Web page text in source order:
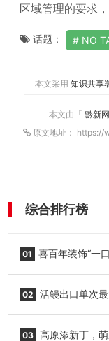
区域管理的要求
话题： NO
本文采用 知识共享
本文由「 黔新网
原文地址：
综合排行榜
01 喜百年装饰“一
02 活鳗出口单次
03 高原添新丁，